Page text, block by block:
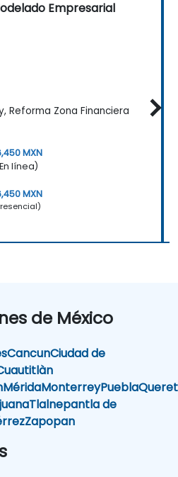
Empresarial
Reforma Zona Financiera
MXN
línea)
MXN
de México
CancunCiudad de
MéridaMonterreyPuebla
Tlalnepantla de
Zapopan